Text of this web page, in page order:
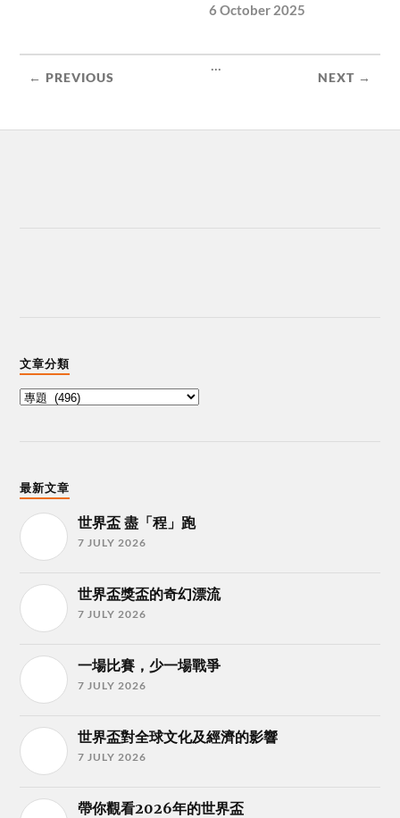
6 October 2025
← PREVIOUS
...
NEXT →
文章分類
最新文章
世界盃 盡「程」跑
7 JULY 2026
世界盃獎盃的奇幻漂流
7 JULY 2026
一場比賽，少一場戰爭
7 JULY 2026
世界盃對全球文化及經濟的影響
7 JULY 2026
帶你觀看2026年的世界盃